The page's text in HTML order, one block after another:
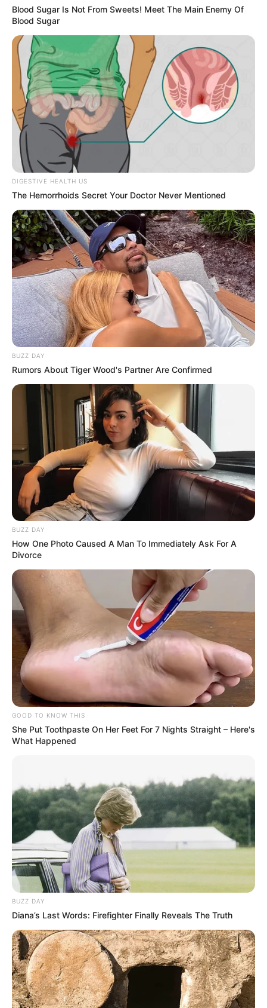
Blood Sugar Is Not From Sweets! Meet The Main Enemy Of
Blood Sugar
DIGESTIVE HEALTH US
The Hemorrhoids Secret Your Doctor Never Mentioned
BUZZ DAY
Rumors About Tiger Wood's Partner Are Confirmed
BUZZ DAY
How One Photo Caused A Man To Immediately Ask For A
Divorce
GOOD TO KNOW THIS
She Put Toothpaste On Her Feet For 7 Nights Straight – Here's
What Happened
BUZZ DAY
Diana’s Last Words: Firefighter Finally Reveals The Truth